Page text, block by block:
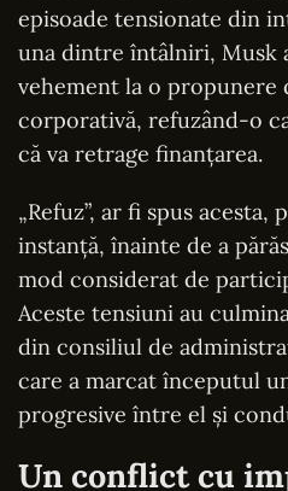
episoade tensionate din
una dintre întâlniri, Musk
vehement la o propunere
corporativă, refuzând-o
că va retrage finanțarea.
„Refuz”, ar fi spus
instanță, înainte de a
mod considerat de
Aceste tensiuni au
din consiliul de
care a marcat începutul
progresive între el și
Un conflict cu